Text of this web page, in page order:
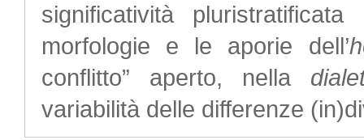
significatività
morfologie e le aporie dell’
conflitto” aperto, nella
variabilità delle differenze